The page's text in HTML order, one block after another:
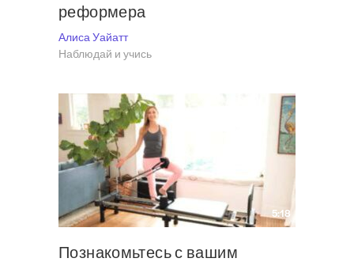
реформера
Алиса Уайатт
Наблюдай и учись
5:18
Познакомьтесь с вашим